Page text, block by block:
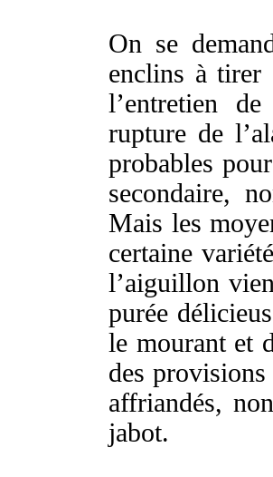
On se
enclins àtirer
l’entretien
rupture de l’
probables
secondaire,
Mais les
certaine variété
l’aiguillon
purée
le mourantet
desprovisions
affriandés,
jabot.